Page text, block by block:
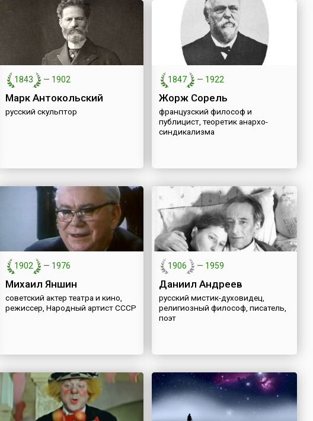
1843 — 1902
Марк Антокольский
русский скульптор
1847 — 1922
Жорж Сорель
французский философ и
публицист, теоретик анархо-
синдикализма
1902 — 1976
Михаил Яншин
советский актер театра и кино,
режиссер, Народный артист СССР
1906 — 1959
Даниил Андреев
русский мистик-духовидец,
религиозный философ, писатель,
поэт